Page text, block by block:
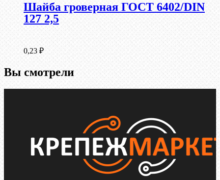
Шайба гроверная ГОСТ 6402/DIN
127 2,5
0,23 ₽
Вы смотрели